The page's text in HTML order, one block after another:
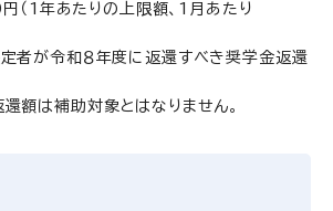
（1年あたりの上限額、1月あたり
者が令和８年度に返還すべき奨学金返還
額は補助対象とはなりません。